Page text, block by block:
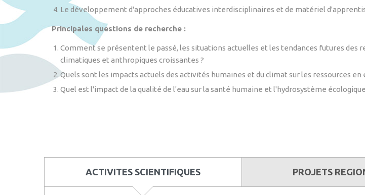
Le développement d'approches éducatives interdisciplinaires et de matériel
Principales questions de recherche :
Comment se présentent le passé, les situations actuelles et les tendances futures des
climatiques et anthropiques croissantes ?
Quels sont les impacts actuels des activités humaines et du climat sur les ressources
Quel est l'impact de la qualité de l'eau sur la santé humaine et l'hydrosystème
ACTIVITES SCIENTIFIQUES PROJETS